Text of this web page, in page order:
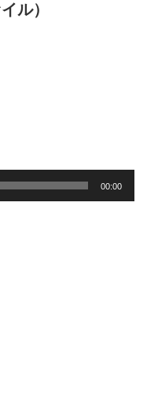
ル）
00:00